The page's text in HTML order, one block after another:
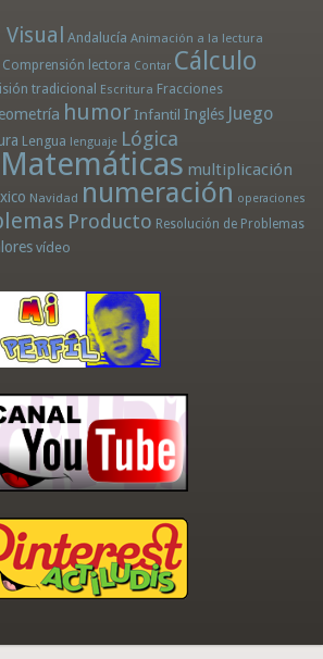
Andalucía Animación a la lectura
Comprensión lectora Contar Cálculo
tradicional Escritura Fracciones
humor Infantil Inglés Juego
Lengua lenguaje Lógica
Matemáticas multiplicación
Navidad numeración operaciones
Producto Resolución de Problemas
vídeo